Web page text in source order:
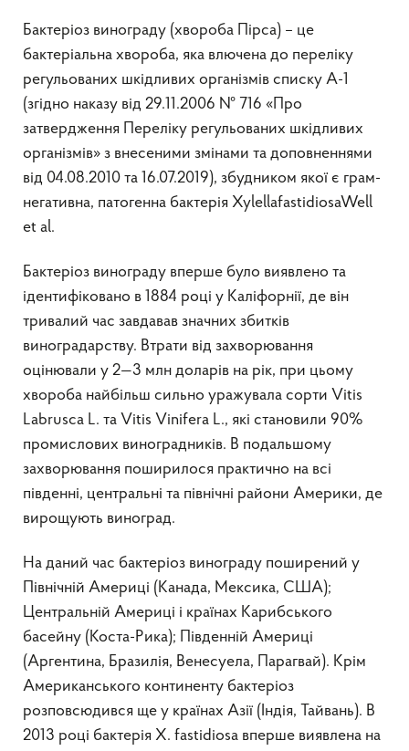
Бактеріоз винограду (хвороба Пірса) – це
бактеріальна хвороба, яка влючена до переліку
регульованих шкідливих організмів списку А-1
(згідно наказу від 29.11.2006 № 716 «Про
затвердження Переліку регульованих шкідливих
організмів» з внесеними змінами та доповненнями
від 04.08.2010 та 16.07.2019), збудником якої є грам-
негативна, патогенна бактерія XylellafastidiosaWell
et al.
Бактеріоз винограду вперше було виявлено та
ідентифіковано в 1884 році у Каліфорнії, де він
тривалий час завдавав значних збитків
виноградарству. Втрати від захворювання
оцінювали у 2—3 млн доларів на рік, при цьому
хвороба найбільш сильно уражувала сорти Vitis
Labrusca L. та Vitis Vinifera L., які становили 90%
промислових виноградників. В подальшому
захворювання поширилося практично на всі
південні, центральні та північні райони Америки, де
вирощують виноград.
На даний час бактеріоз винограду поширений у
Північній Америці (Канада, Мексика, США);
Центральній Америці і країнах Карибського
басейну (Коста-Рика); Південній Америці
(Аргентина, Бразилія, Венесуела, Парагвай). Крім
Американського континенту бактеріоз
розповсюдився ще у країнах Азії (Індія, Тайвань). В
2013 році бактерія X. fastidiosa вперше виявлена на